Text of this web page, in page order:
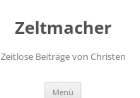
Zeltmacher
Zeitlose Beiträge von Christen
Menü